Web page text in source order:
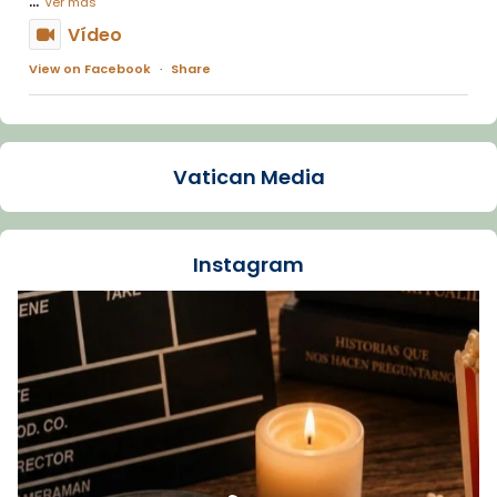
Vídeo
View on Facebook · Share
Arquebisbat de Barcelona
La Carmina va patir depressió. Fa gairebé
dos mesos, a l'Estadi Lluís Companys, la
Recupera l'entrevista comp
Vatican
tican News 👇
www.vaticannews.va/es/iglesia/news/2026-
07/carmina-historia-depresion-papa-viaje-
espana-testimoni...
Foto
Vatican Media
Instagram